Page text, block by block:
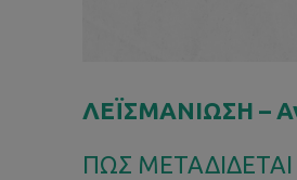
ΛΕΪΣΜΑΝΙΩΣΗ – Αν
ΠΩΣ ΜΕΤΑΔΙΔΕΤΑΙ